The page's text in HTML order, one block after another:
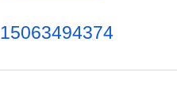
15063494374